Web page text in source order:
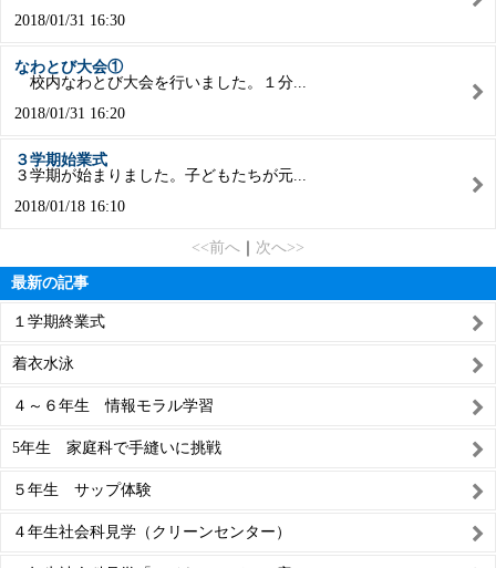
2018/01/31 16:30
なわとび大会①
校内なわとび大会を行いました。１分...
2018/01/31 16:20
３学期始業式
３学期が始まりました。子どもたちが元...
2018/01/18 16:10
<<前へ 次へ>>
最新の記事
１学期終業式
着衣水泳
４～６年生 情報モラル学習
5年生 家庭科で手縫いに挑戦
５年生 サップ体験
４年生社会科見学（クリーンセンター）